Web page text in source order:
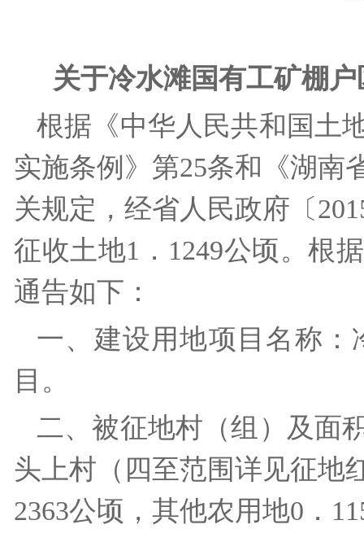
关于冷水滩国有工矿棚
根据《中华人民共和国土
实施条例》第25条和《湖南
关规定，经省人民政府〔
征收土地1．1249公顷。根
通告如下：
一、建设用地项目名称
目。
二、被征地村（组）及面
头上村（四至范围详见征地
2363公顷，其他农用地0